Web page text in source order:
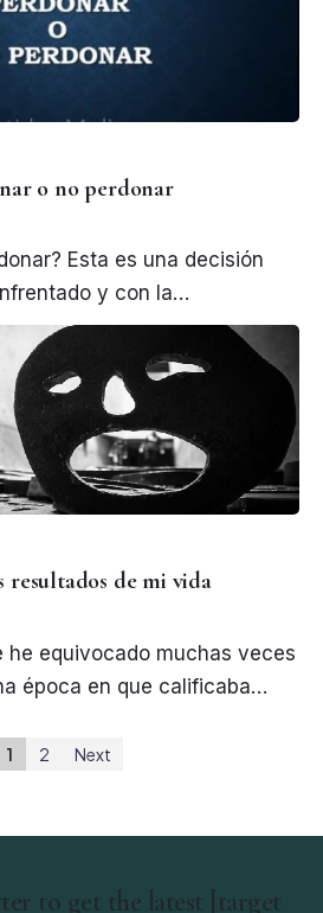
o no perdonar
Esta es una decisión
y con la…
resultados de mi vida
he equivocado muchas veces
época en que calificaba…
1 2 Next
to get the latest [target